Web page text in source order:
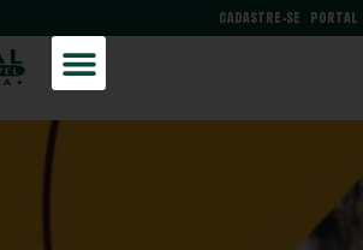
PORTAL
CADASTRE-SE